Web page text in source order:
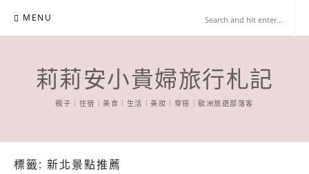
content
MENU
莉莉安小貴婦旅行札記
親子｜住宿｜美食｜生活｜美妝｜穿搭｜歐洲旅遊部落客
標籤: 新北景點推薦